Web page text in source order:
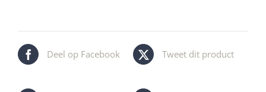
Deel op Facebook Tweet dit product